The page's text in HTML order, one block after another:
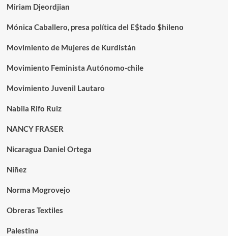
Miriam Djeordjian
Mónica Caballero, presa política del E$tado $hileno
Movimiento de Mujeres de Kurdistán
Movimiento Feminista Autónomo-chile
Movimiento Juvenil Lautaro
Nabila Rifo Ruiz
NANCY FRASER
Nicaragua Daniel Ortega
Niñez
Norma Mogrovejo
Obreras Textiles
Palestina